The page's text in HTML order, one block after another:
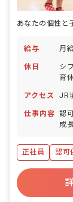
給与 月
休日
シ
育
に
アクセス JR
仕事内容 認
成
・
等
行
正社員 認可
ボーナス・賞
福利厚生充実